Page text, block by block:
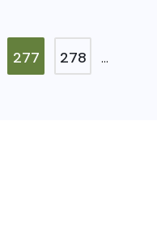
277 278 …